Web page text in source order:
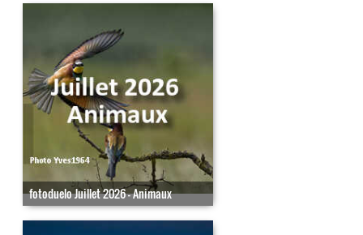
fotoduelo Juillet 2026 - Animaux